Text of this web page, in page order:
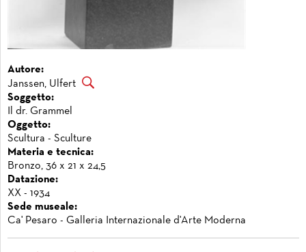
Autore:
Janssen, Ulfert
Soggetto:
Il dr. Grammel
Oggetto:
Scultura - Sculture
Materia e tecnica:
Bronzo, 36 x 21 x 24,5
Datazione:
XX - 1934
Sede museale:
Ca' Pesaro - Galleria Internazionale d'Arte Moderna